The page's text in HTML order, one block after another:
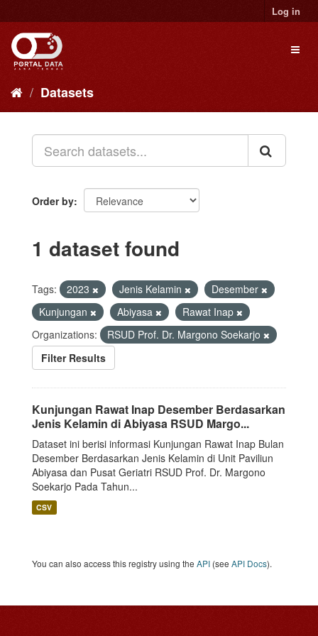
to
content
Log in
Datasets
Order by
1 dataset found
Tags: 2023 Jenis Kelamin
Desember
Kunjungan
Abiyasa
Rawat Inap
Organizations:
RSUD Prof. Dr. Margono Soekarjo
Filter Results
Kunjungan Rawat Inap Desember Berdasarkan
Jenis Kelamin di Abiyasa RSUD Margo...
Dataset ini berisi informasi Kunjungan Rawat Inap Bulan
Desember Berdasarkan Jenis Kelamin di Unit Paviliun
Abiyasa dan Pusat Geriatri RSUD Prof. Dr. Margono
Soekarjo Pada Tahun...
CSV
You can also access this registry using the API (see API Docs).